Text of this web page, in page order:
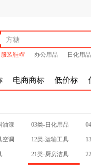
服装鞋帽 办公用品 日化用品
电商商标 低价标
油漆 03类-日化用品
空调 12类-运输工具
21类-厨房洁具